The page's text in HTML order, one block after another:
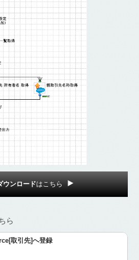
ウンロードはこちら
ら
取引先]へ登録